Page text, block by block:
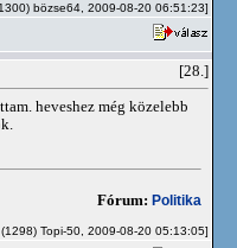
bözse64, 2009-08-20 06:51:23]
[28.]
heveshez még közelebb
Fórum: Politika
(1298) Topi-50, 2009-08-20 05:13:05]